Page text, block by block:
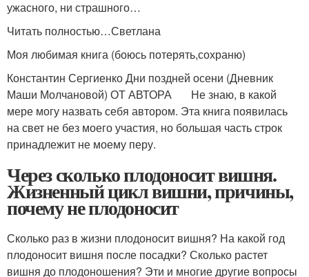
ужасного, ни страшного…
Читать полностью…Светлана
Моя любимая книга (боюсь потерять,сохраню)
Константин Сергиенко Дни поздней осени (Дневник
Маши Молчановой) ОТ АВТОРА Не знаю, в какой
мере могу назвать себя автором. Эта книга появилась
на свет не без моего участия, но большая часть строк
принадлежит не моему перу.
Через сколько плодоносит вишня.
Жизненный цикл вишни, причины,
почему не плодоносит
Сколько раз в жизни плодоносит вишня? На какой год
плодоносит вишня после посадки? Сколько растет
вишня до плодоношения? Эти и многие другие вопросы